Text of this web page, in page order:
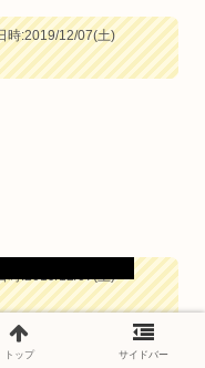
時:2019/12/07(土)
時:2019/12/07(土)
トップ サイドバー